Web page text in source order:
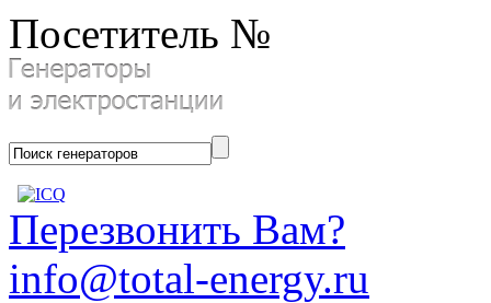
Посетитель №
Перезвонить Вам?
info@total-energy.ru